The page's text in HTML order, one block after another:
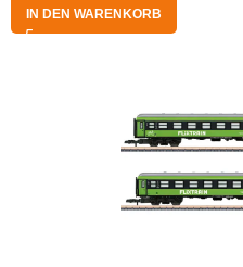
IN DEN WARENKORB